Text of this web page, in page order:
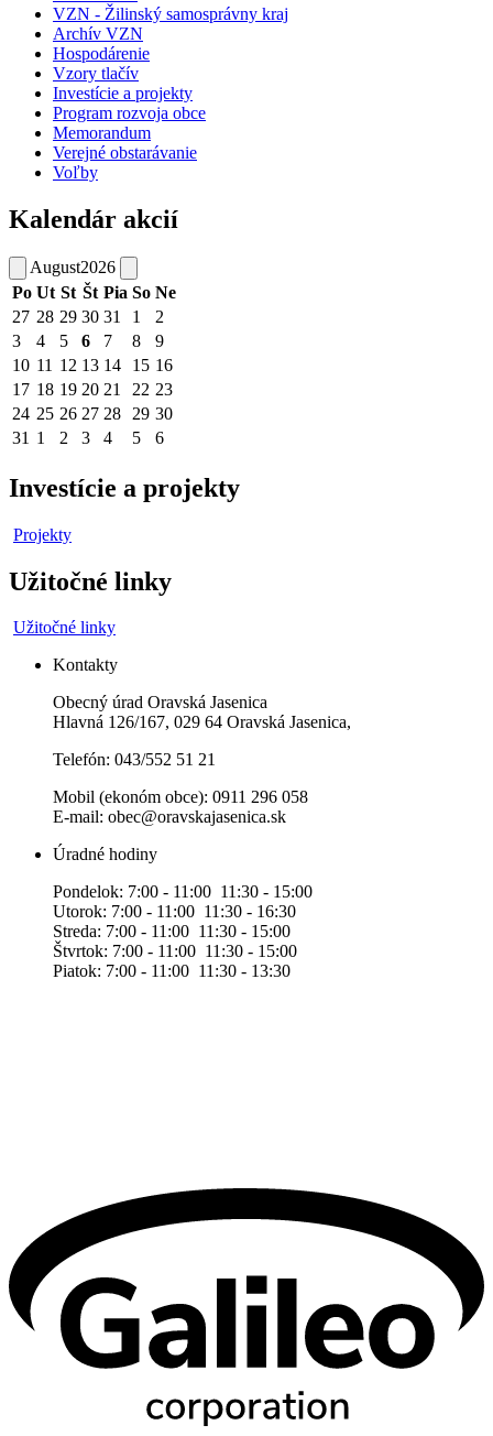
VZN - Žilinský samosprávny kraj
Archív VZN
Hospodárenie
Vzory tlačív
Investície a projekty
Program rozvoja obce
Memorandum
Verejné obstarávanie
Voľby
Kalendár akcií
August2026
Po Ut St Št Pia So Ne
27 28 29 30 31 1
2
3
4 5 6 7 8
9
10 11 12 13 14 15 16
17 18 19 20 21 22 23
24 25 26 27 28 29 30
31 1 2 3 4 5 6
Investície a projekty
Projekty
Užitočné linky
Užitočné linky
Kontakty
Obecný úrad Oravská Jasenica
Hlavná 126/167, 029 64 Oravská Jasenica,
Telefón: 043/552 51 21
Mobil (ekonóm obce): 0911 296 058
E-mail: obec@oravskajasenica.sk
Úradné hodiny
Pondelok: 7:00 - 11:00 11:30 - 15:00
Utorok: 7:00 - 11:00 11:30 - 16:30
Streda: 7:00 - 11:00 11:30 - 15:00
Štvrtok: 7:00 - 11:00 11:30 - 15:00
Piatok: 7:00 - 11:00 11:30 - 13:30